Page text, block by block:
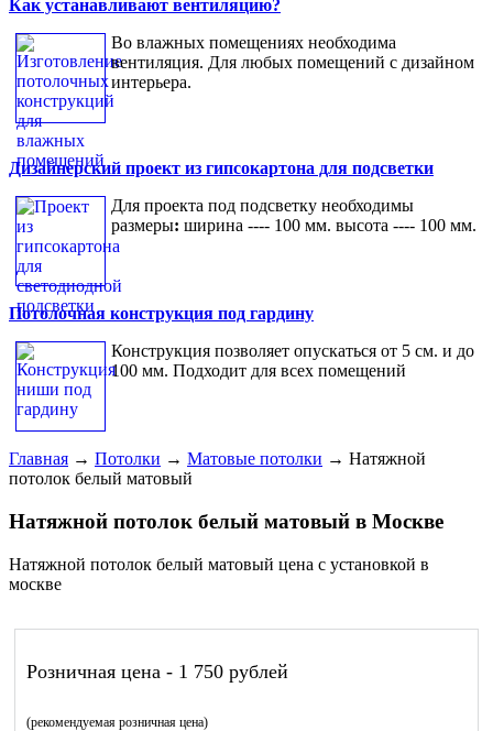
Как устанавливают вентиляцию?
Во влажных помещениях необходима
вентиляция. Для любых помещений с дизайном
интерьера.
Дизайнерский проект из гипсокартона для подсветки
Для проекта под подсветку необходимы
размеры: ширина ---- 100 мм. высота ---- 100 мм.
Потолочная конструкция под гардину
Конструкция позволяет опускаться от 5 см. и до
100 мм. Подходит для всех помещений
Главная → Потолки → Матовые потолки → Натяжной
потолок белый матовый
Натяжной потолок белый матовый в Москве
Натяжной потолок белый матовый цена с установкой в
москве
Розничная цена - 1 750 рублей
(рекомендуемая розничная цена)